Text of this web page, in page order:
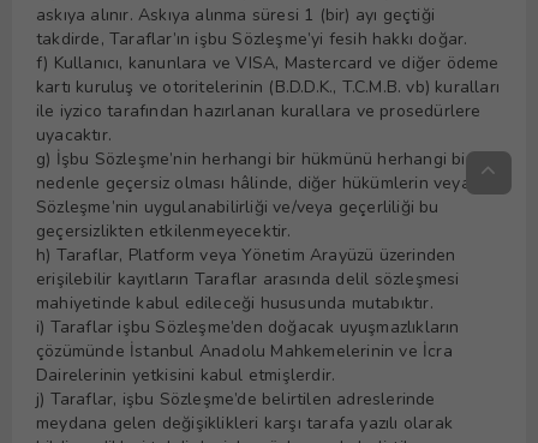
askıya alınır. Askıya alınma süresi 1 (bir) ayı geçtiği
takdirde, Taraflar’ın işbu Sözleşme’yi fesih hakkı doğar.
f) Kullanıcı, kanunlara ve VISA, Mastercard ve diğer ödeme
kartı kuruluş ve otoritelerinin (B.D.D.K., T.C.M.B. vb) kuralları
ile iyzico tarafından hazırlanan kurallara ve prosedürlere
uyacaktır.
g) İşbu Sözleşme’nin herhangi bir hükmünü herhangi bir
nedenle geçersiz olması hâlinde, diğer hükümlerin veya
Sözleşme’nin uygulanabilirliği ve/veya geçerliliği bu
geçersizlikten etkilenmeyecektir.
h) Taraflar, Platform veya Yönetim Arayüzü üzerinden
erişilebilir kayıtların Taraflar arasında delil sözleşmesi
mahiyetinde kabul edileceği hususunda mutabıktır.
i) Taraflar işbu Sözleşme’den doğacak uyuşmazlıkların
çözümünde İstanbul Anadolu Mahkemelerinin ve İcra
Dairelerinin yetkisini kabul etmişlerdir.
j) Taraflar, işbu Sözleşme’de belirtilen adreslerinde
meydana gelen değişiklikleri karşı tarafa yazılı olarak